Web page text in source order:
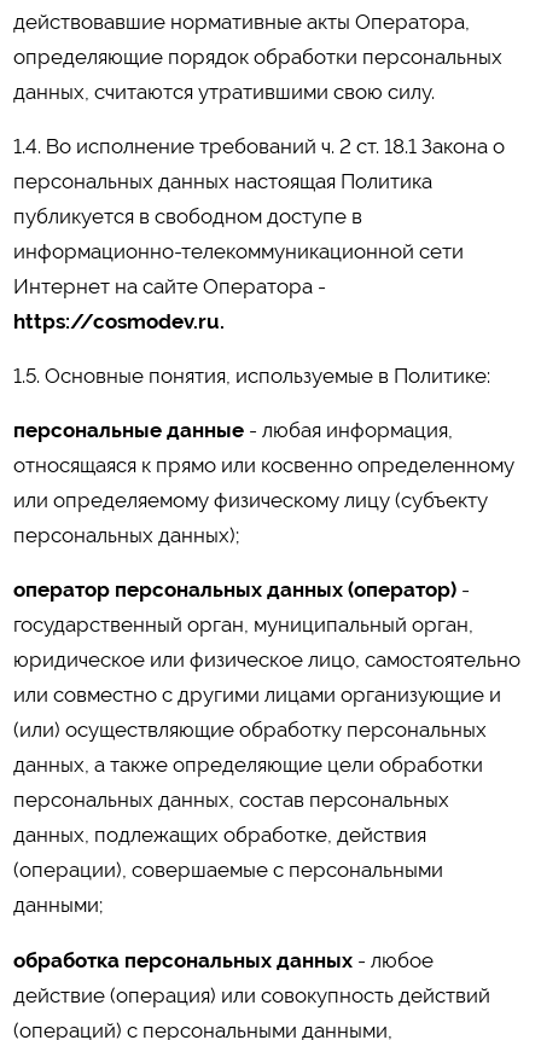
действовавшие нормативные акты Оператора,
определяющие порядок обработки персональных
данных, считаются утратившими свою силу.
1.4. Во исполнение требований ч. 2 ст. 18.1 Закона о
персональных данных настоящая Политика
публикуется в свободном доступе в
информационно-телекоммуникационной сети
Интернет на сайте Оператора -
https://cosmodev.ru.
1.5. Основные понятия, используемые в Политике:
персональные данные- любая информация,
относящаяся к прямо или косвенно определенному
или определяемому физическому лицу (субъекту
персональных данных);
оператор персональных данных (оператор)-
государственный орган, муниципальный орган,
юридическое или физическое лицо, самостоятельно
или совместно с другими лицами организующие и
(или) осуществляющие обработку персональных
данных, а также определяющие цели обработки
персональных данных, состав персональных
данных, подлежащих обработке, действия
(операции), совершаемые с персональными
данными;
обработка персональных данных- любое
действие (операция) или совокупность действий
(операций) с персональными данными,